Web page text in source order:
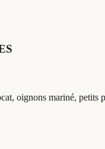
oignons mariné, petits